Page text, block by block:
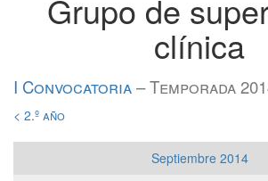
Grupo de
clínica
I Convocatoria– Temporada
< 2.º año
Septiembre 2014